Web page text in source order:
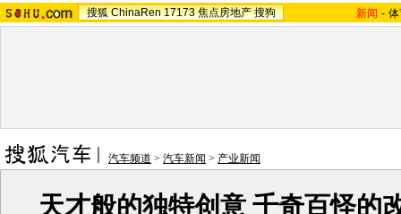
搜狐 ChinaRen 17173 焦点房地产 搜狗 新闻 -
汽车频道 > 汽车新闻 > 产业新闻
天才般的独特创意 千奇百怪的